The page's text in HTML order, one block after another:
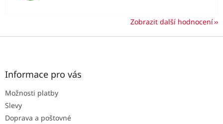
Zobrazit další hodnocení
Z
Informace pro vás
Možnosti platby
Slevy
Doprava a poštovné